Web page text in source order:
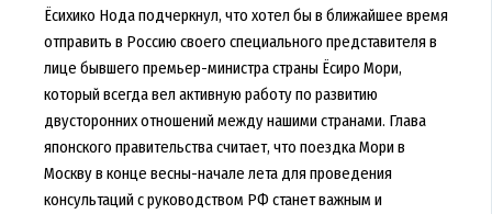
Ёсихико Нода подчеркнул, что хотел бы в ближайшее время
отправить в Россию своего специального представителя в
лице бывшего премьер-министра страны Ёсиро Мори,
который всегда вел активную работу по развитию
двусторонних отношений между нашими странами. Глава
японского правительства считает, что поездка Мори в
Москву в конце весны-начале лета для проведения
консультаций с руководством РФ станет важным и